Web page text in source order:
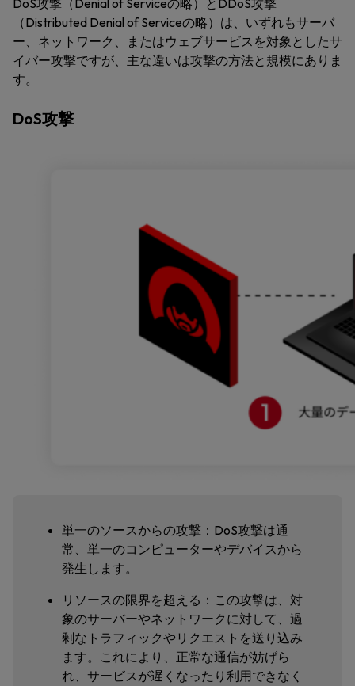
DoS攻撃（Denial of Serviceの略）とDDoS攻撃
（Distributed Denial of Serviceの略）は、いずれもサーバ
ー、ネットワーク、またはウェブサービスを対象としたサ
イバー攻撃ですが、主な違いは攻撃の方法と規模にありま
す。
DoS攻撃
単一のソースからの攻撃：DoS攻撃は通
常、単一のコンピューターやデバイスから
発生します。
リソースの限界を超える：この攻撃は、対
象のサーバーやネットワークに対して、過
剰なトラフィックやリクエストを送り込み
ます。これにより、正常な通信が妨げら
れ、サービスが遅くなったり利用できなく